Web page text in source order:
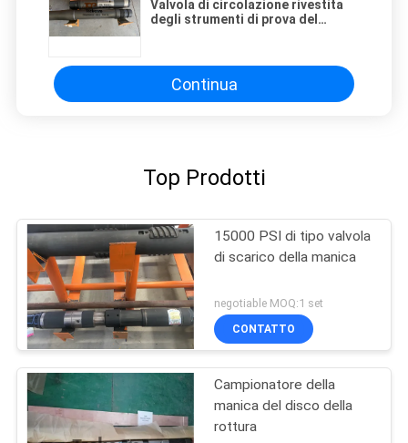
Valvola di circolazione rivestita
degli strumenti di prova del
Continua
Top Prodotti
15000 PSI di tipo valvola
di scarico della manica
negotiable MOQ:1 set
CONTATTO
Campionatore della
manica del disco della
rottura